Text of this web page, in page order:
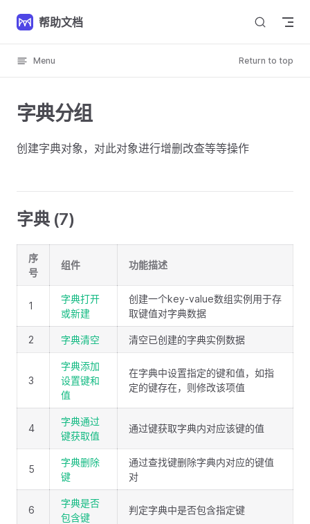
Skip to content
帮助文档
Menu Return to top
字典分组
创建字典对象，对此对象进行增删改查等等操作
字典 (7)
序
号
组件 功能描述
1
字典打开
或新建
创建一个key-value数组实例用于存
取键值对字典数据
2 字典清空 清空已创建的字典实例数据
3
字典添加
设置键和
值
在字典中设置指定的键和值，如指
定的键存在，则修改该项值
4
字典通过
键获取值
通过键获取字典内对应该键的值
5
字典删除
键
通过查找键删除字典内对应的键值
对
6
字典是否
包含键
判定字典中是否包含指定键